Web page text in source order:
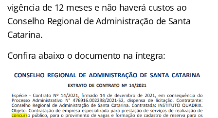
vigência de 12 meses e não haverá custos ao
Conselho Regional de Administração de Santa
Catarina.
Confira abaixo o documento na íntegra: